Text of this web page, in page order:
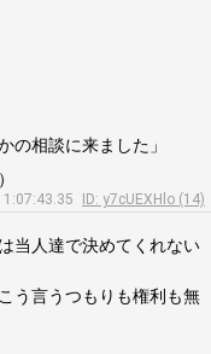
の相談に来ました」
ID: y7cUEXHlo (14)
当人達で決めてくれない
う言うつもりも権利も無